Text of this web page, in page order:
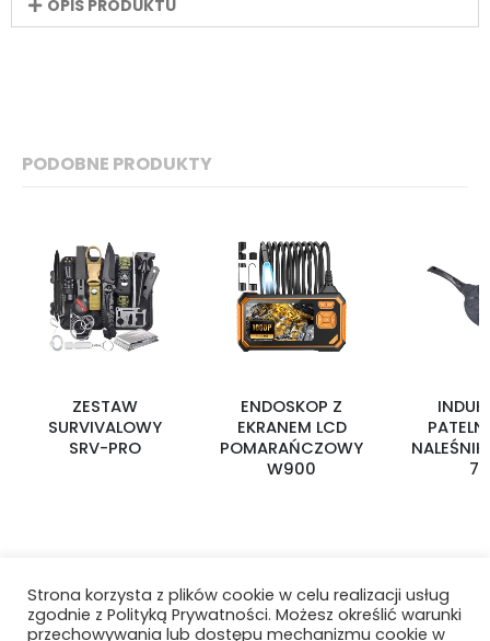
OPIS PRODUKTU
PODOBNE PRODUKTY
ZESTAW
SURVIVALOWY
SRV-PRO
ENDOSKOP Z
EKRANEM LCD
POMARAŃCZOWY
W900
7P
Strona korzysta z plików cookie w celu realizacji usług
zgodnie z Polityką Prywatności. Możesz określić warunki
przechowywania lub dostępu mechanizmu cookie w